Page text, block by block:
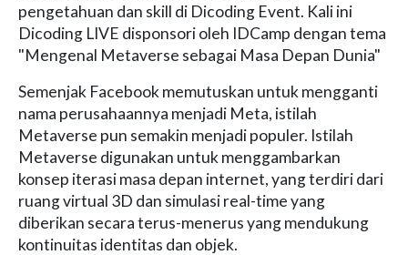
pengetahuan dan skill di Dicoding Event. Kali ini
Dicoding LIVE disponsori oleh IDCamp dengan tema
"Mengenal Metaverse sebagai Masa Depan Dunia"
Semenjak Facebook memutuskan untuk mengganti
nama perusahaannya menjadi Meta, istilah
Metaverse pun semakin menjadi populer. Istilah
Metaverse digunakan untuk menggambarkan
konsep iterasi masa depan internet, yang terdiri dari
ruang virtual 3D dan simulasi real-time yang
diberikan secara terus-menerus yang mendukung
kontinuitas identitas dan objek.